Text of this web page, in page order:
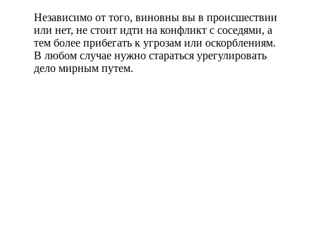
Независимо от того, виновны вы в происшествии
или нет, не стоит идти на конфликт с соседями, а
тем более прибегать к угрозам или оскорблениям.
В любом случае нужно стараться урегулировать
дело мирным путем.